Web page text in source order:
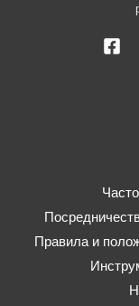
Правила и